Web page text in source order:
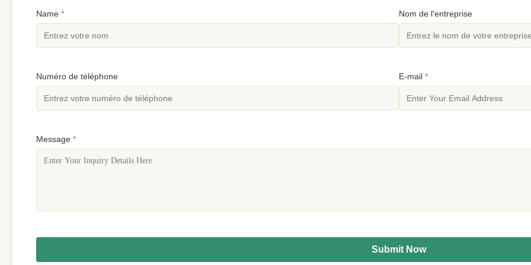
Name * Nom de l'entreprise
Numéro de téléphone E-mail *
Message *
Submit Now